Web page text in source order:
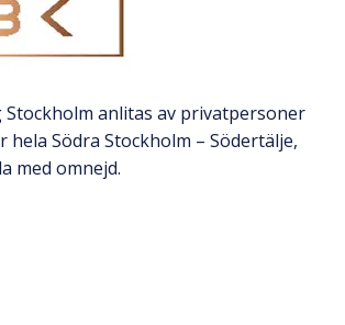
anlitas av privatpersoner
hela Södra Stockholm – Södertälje,
med omnejd.​